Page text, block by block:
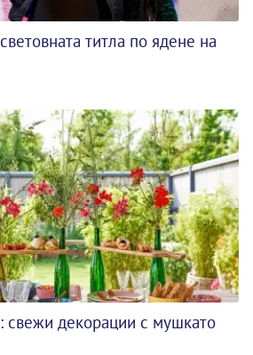
титла по ядене на
свежи декорации с мушкато